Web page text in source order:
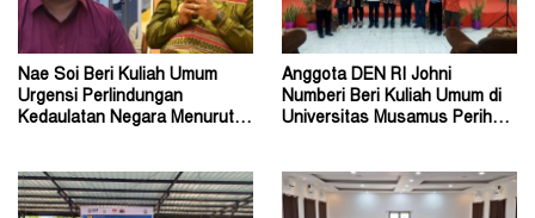
Nae Soi Beri Kuliah Umum
Urgensi Perlindungan
Kedaulatan Negara Menurut
Anggota DEN RI Johni
Numberi Beri Kuliah Umum di
Universitas Musamus Perihal